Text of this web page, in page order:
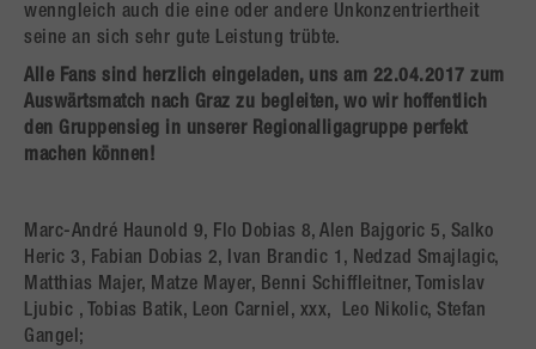
wenngleich auch die eine oder andere Unkonzentriertheit
seine an sich sehr gute Leistung trübte.
Alle Fans sind herzlich eingeladen, uns am 22.04.2017 zum
Auswärtsmatch nach Graz zu begleiten, wo wir hoffentlich
den Gruppensieg in unserer Regionalligagruppe perfekt
machen können!
Marc-André Haunold 9, Flo Dobias 8, Alen Bajgoric 5, Salko
Heric 3, Fabian Dobias 2, Ivan Brandic 1, Nedzad Smajlagic,
Matthias Majer, Matze Mayer, Benni Schiffleitner, Tomislav
Ljubic , Tobias Batik, Leon Carniel, xxx, Leo Nikolic, Stefan
Gangel;